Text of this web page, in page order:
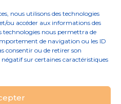
nous utilisons des technologies
ou accéder aux informations des
technologies nous permettra de
de navigation ou les ID
consentir ou de retirer son
sur certaines caractéristiques